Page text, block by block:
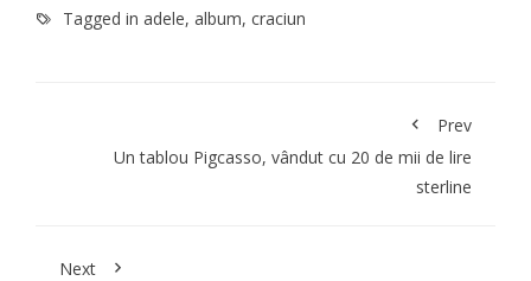
Tagged in adele, album, craciun
Prev
Un tablou Pigcasso, vândut cu 20 de mii de lire
sterline
Next